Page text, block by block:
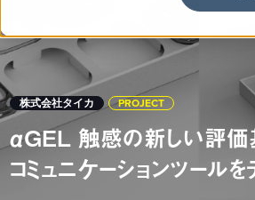
株式会社タイカ PROJECT
αGEL 触感の新しい評価
コミュニケーションツール